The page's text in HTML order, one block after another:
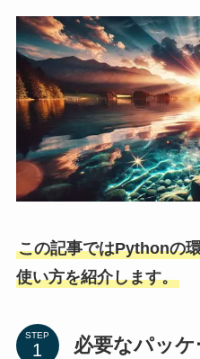
この記事ではPythonの
使い方を紹介します。
STEP 必要なパッ